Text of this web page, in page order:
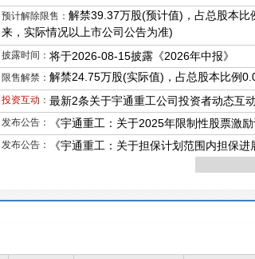
预计解除限售： 解禁39.37万股(预计值)，占总股本
来，实际情况以上市公司公告为准)
披露时间： 将于2026-08-15披露《2026年中报》
限售解禁： 解禁24.75万股(实际值)，占总股本比例
投资互动： 最新2条关于宇通重工公司投资者动态互
发布公告： 《宇通重工：关于2025年限制性股票激
发布公告： 《宇通重工：关于担保计划范围内担保进